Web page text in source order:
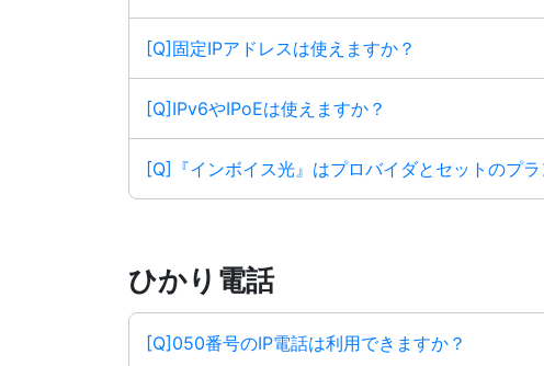
[Q]固定IPアドレスは使えますか？
[Q]IPv6やIPoEは使えますか？
[Q]『インボイス光』はプロバイダとセットのプラ
ひかり電話
[Q]050番号のIP電話は利用できますか？